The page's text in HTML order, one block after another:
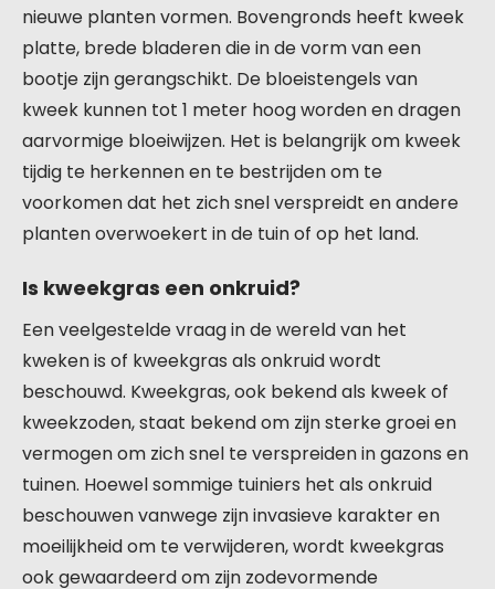
nieuwe planten vormen. Bovengronds heeft kweek
platte, brede bladeren die in de vorm van een
bootje zijn gerangschikt. De bloeistengels van
kweek kunnen tot 1 meter hoog worden en dragen
aarvormige bloeiwijzen. Het is belangrijk om kweek
tijdig te herkennen en te bestrijden om te
voorkomen dat het zich snel verspreidt en andere
planten overwoekert in de tuin of op het land.
Is kweekgras een onkruid?
Een veelgestelde vraag in de wereld van het
kweken is of kweekgras als onkruid wordt
beschouwd. Kweekgras, ook bekend als kweek of
kweekzoden, staat bekend om zijn sterke groei en
vermogen om zich snel te verspreiden in gazons en
tuinen. Hoewel sommige tuiniers het als onkruid
beschouwen vanwege zijn invasieve karakter en
moeilijkheid om te verwijderen, wordt kweekgras
ook gewaardeerd om zijn zodevormende